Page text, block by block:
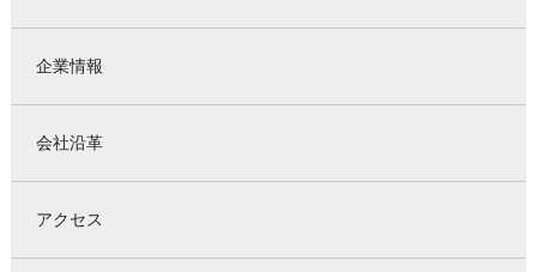
企業情報
会社沿革
アクセス